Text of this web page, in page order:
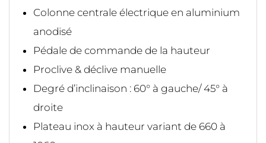
Colonne centrale électrique en aluminium
anodisé
Pédale de commande de la hauteur
Proclive & déclive manuelle
Degré d’inclinaison : 60° à gauche/ 45° à
droite
Plateau inox à hauteur variant de 660 à